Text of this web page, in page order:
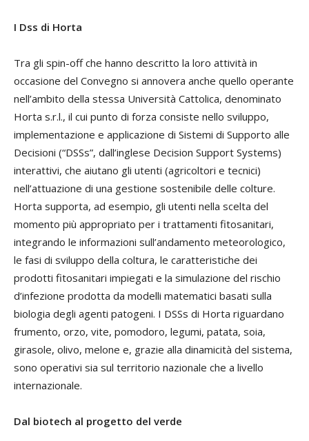
I Dss di Horta
Tra gli spin-off che hanno descritto la loro attività in
occasione del Convegno si annovera anche quello operante
nell’ambito della stessa Università Cattolica, denominato
Horta s.r.l., il cui punto di forza consiste nello sviluppo,
implementazione e applicazione di Sistemi di Supporto alle
Decisioni (“DSSs”, dall’inglese Decision Support Systems)
interattivi, che aiutano gli utenti (agricoltori e tecnici)
nell’attuazione di una gestione sostenibile delle colture.
Horta supporta, ad esempio, gli utenti nella scelta del
momento più appropriato per i trattamenti fitosanitari,
integrando le informazioni sull’andamento meteorologico,
le fasi di sviluppo della coltura, le caratteristiche dei
prodotti fitosanitari impiegati e la simulazione del rischio
d’infezione prodotta da modelli matematici basati sulla
biologia degli agenti patogeni. I DSSs di Horta riguardano
frumento, orzo, vite, pomodoro, legumi, patata, soia,
girasole, olivo, melone e, grazie alla dinamicità del sistema,
sono operativi sia sul territorio nazionale che a livello
internazionale.
Dal biotech al progetto del verde